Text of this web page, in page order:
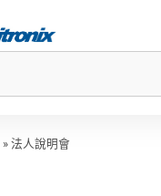
» 法人說明會